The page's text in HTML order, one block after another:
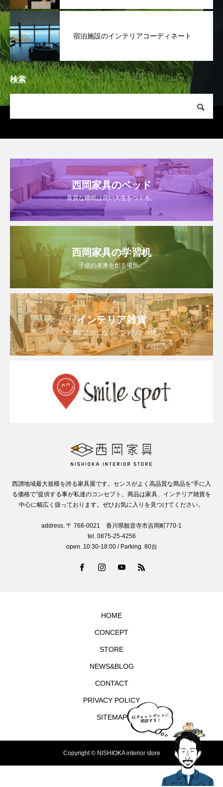
宿泊施設のインテリアコーディネート
検索
西岡家具のベッド
良質な睡眠は良い人生をつくる。
西岡家具の学習机
子供の未来を創る場所。
インテリア雑貨
空間の主役になるインテリア雑貨
西讃地域最大規模を誇る家具屋です。センスがよく高品質な商品を“手に入
る価格で”提供する事が私達のコンセプト。商品は家具、インテリア雑貨を
中心に幅広く扱っております。ぜひお気に入りを見つけてください。
address. 〒 768-0021 香川県観音寺市吉岡町770-1
tel. 0875-25-4256
open. 10:30-18:00 / Parking. 80台
HOME
CONCEPT
STORE
NEWS&BLOG
CONTACT
PRIVACY POLICY
SITEMAP
Copyright © NISHIOKA interior store
MAP